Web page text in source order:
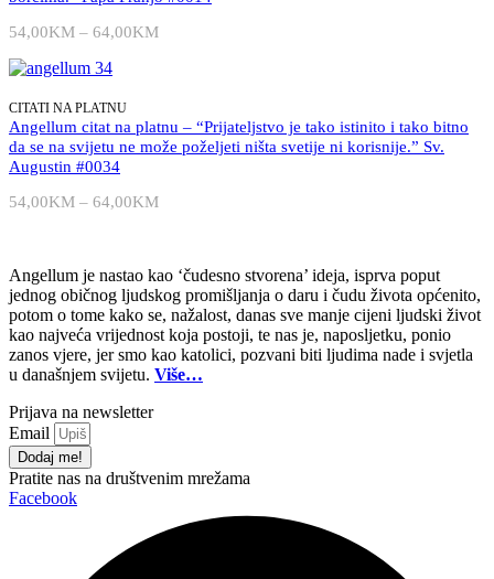
54,00KM – 64,00KM
64,00KM
CITATI NA PLATNU
Angellum citat na platnu – “Prijateljstvo je tako istinito i tako bitno
da se na svijetu ne može poželjeti ništa svetije ni korisnije.” Sv.
Augustin #0034
54,00KM – 64,00KM
do
64,00KM
Angellum je nastao kao ‘čudesno stvorena’ ideja, isprva poput
jednog običnog ljudskog promišljanja o daru i čudu života općenito,
potom o tome kako se, nažalost, danas sve manje cijeni ljudski život
kao najveća vrijednost koja postoji, te nas je, naposljetku, ponio
zanos vjere, jer smo kao katolici, pozvani biti ljudima nade i svjetla
u današnjem svijetu. Više…
Prijava na newsletter
Email
Dodaj me!
Pratite nas na društvenim mrežama
Facebook